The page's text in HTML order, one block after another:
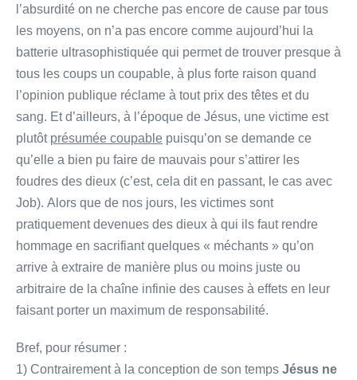
l’absurdité on ne cherche pas encore de cause par tous
les moyens, on n’a pas encore comme aujourd’hui la
batterie ultra­sophistiquée qui permet de trouver presque à
tous les coups un coupable, à plus forte raison quand
l’opinion publique réclame à tout prix des têtes et du
sang. Et d’ailleurs, à l’époque de Jésus, une victime est
plutôt présumée coupable puisqu’on se demande ce
qu’elle a bien pu faire de mauvais pour s’attirer les
foudres des dieux (c’est, cela dit en passant, le cas avec
Job). Alors que de nos jours, les victimes sont
pratiquement devenues des dieux à qui ils faut rendre
hommage en sacrifiant quelques « méchants » qu’on
arrive à extraire de manière plus ou moins juste ou
arbitraire de la chaîne infinie des causes à effets en leur
faisant porter un maximum de responsabilité.
Bref, pour résumer :
1) Contrairement à la conception de son temps Jésus ne